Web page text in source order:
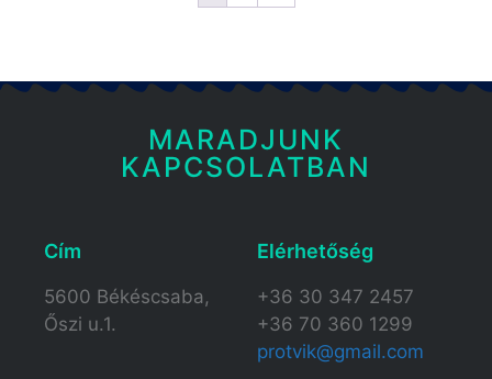
MARADJUNK
KAPCSOLATBAN
Cím
5600 Békéscsaba,
Őszi u.1.
Elérhetőség​
+36 30 347 2457
+36 70 360 1299
protvik@gmail.com